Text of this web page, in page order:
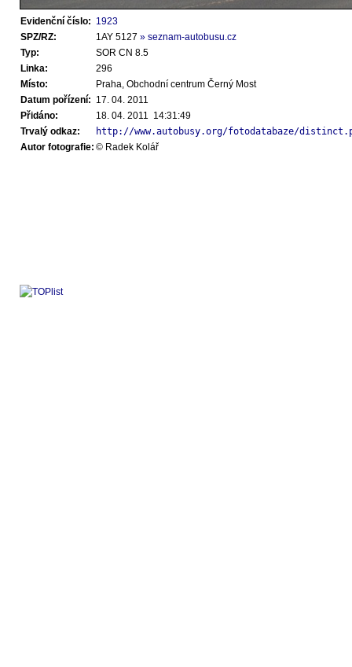
Evidenční číslo: 1923
SPZ/RZ:
1AY 5127 » seznam-autobusu.cz
Typ:
SOR CN 8.5
Linka:
296
Místo:
Praha, Obchodní centrum Černý Most
Datum pořízení: 17. 04. 2011
Přidáno:
18. 04. 2011 14:31:49
Trvalý odkaz:
http://www.autobusy.org/fotodatabaze/
Autor fotografie: © Radek Kolář